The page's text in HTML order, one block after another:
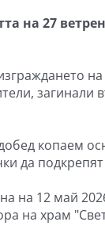
на 27
загинали
копаем
да
на 12 май
на храм